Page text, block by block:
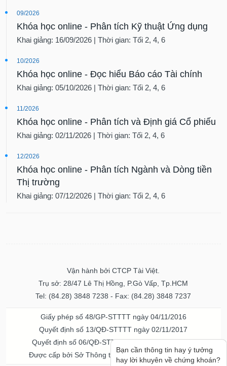
09/2026
Khóa học online - Phân tích Kỹ thuật Ứng dụng
Khai giảng: 16/09/2026 | Thời gian: Tối 2, 4, 6
10/2026
Khóa học online - Đọc hiểu Báo cáo Tài chính
Khai giảng: 05/10/2026 | Thời gian: Tối 2, 4, 6
11/2026
Khóa học online - Phân tích và Định giá Cổ phiếu
Khai giảng: 02/11/2026 | Thời gian: Tối 2, 4, 6
12/2026
Khóa học online - Phân tích Ngành và Dòng tiền
Thị trường
Khai giảng: 07/12/2026 | Thời gian: Tối 2, 4, 6
Vận hành bởi CTCP Tài Việt.
Trụ sở: 28/47 Lê Thị Hồng, P.Gò Vấp, Tp.HCM
Tel: (84.28) 3848 7238 - Fax: (84.28) 3848 7237
Giấy phép số 48/GP-STTTT ngày 04/11/2016
Quyết định số 13/QĐ-STTTT ngày 02/11/2017
Quyết định số 06/QĐ-STTTT-ICP ngày 20/07/2023
Được cấp bởi Sở Thông tin và Truyền thông TPHCM